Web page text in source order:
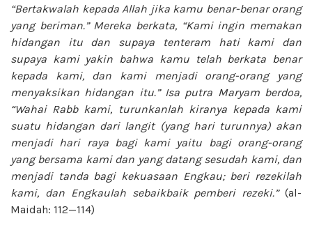
“Bertakwalah kepada Allah jika kamu benar-benar orang
yang beriman.” Mereka berkata, “Kami ingin memakan
hidangan itu dan supaya tenteram hati
kami dan
supaya kami yakin bahwa kamu telah berkata benar
kepada
kami, dan kami menjadi orang-orang
yang
menyaksikan hidangan itu.” Isa putra Maryam berdoa,
“Wahai Rabb kami, turunkanlah kiranya kepada kami
suatu hidangan dari langit (yang hari turunnya) akan
menjadi hari raya bagi kami yaitu bagi orang-orang
yang bersama kami dan yang datang sesudah kami, dan
menjadi tanda bagi kekuasaan Engkau; beri rezekilah
kami, dan Engkaulah sebaikbaik pemberi rezeki.” (al-
Maidah: 112—114)